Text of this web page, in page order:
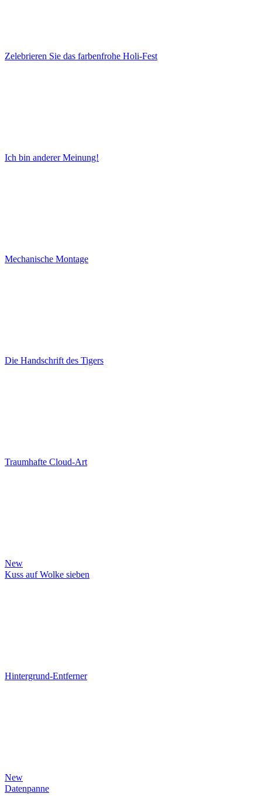
Zelebrieren Sie das farbenfrohe Holi-Fest
Ich bin anderer Meinung!
Mechanische Montage
Die Handschrift des Tigers
Traumhafte Cloud-Art
New
Kuss auf Wolke sieben
Hintergrund-Entferner
New
Datenpanne